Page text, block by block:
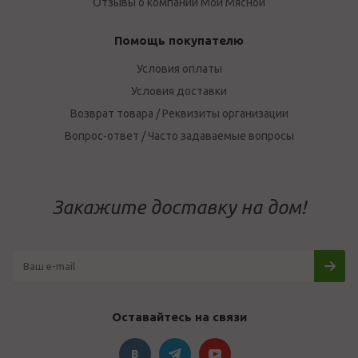
Помощь покупателю
Условия оплаты
Условия доставки
Возврат товара / Реквизиты организации
Вопрос-ответ / Часто задаваемые вопросы
Закажите доставку на дом!
Оставайтесь на связи